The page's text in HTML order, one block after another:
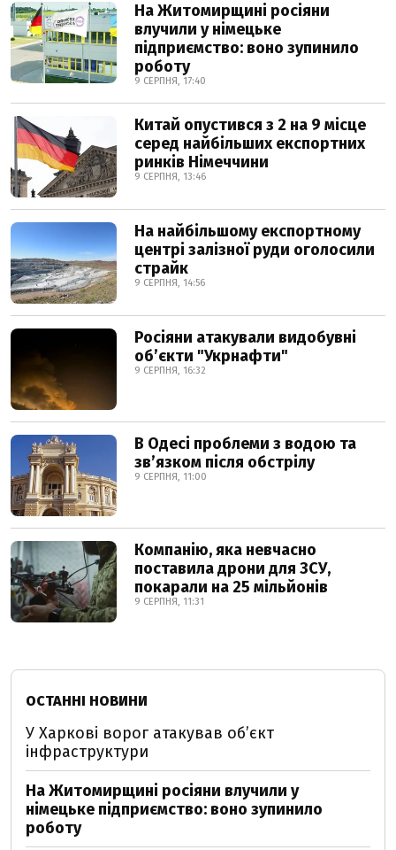
На Житомирщині росіяни
влучили у німецьке
підприємство: воно зупинило
роботу
9 СЕРПНЯ, 17:40
Китай опустився з 2 на 9 місце
серед найбільших експортних
ринків Німеччини
9 СЕРПНЯ, 13:46
На найбільшому експортному
центрі залізної руди оголосили
страйк
9 СЕРПНЯ, 14:56
Росіяни атакували видобувні
обʼєкти "Укрнафти"
9 СЕРПНЯ, 16:32
В Одесі проблеми з водою та
звʼязком після обстрілу
9 СЕРПНЯ, 11:00
Компанію, яка невчасно
поставила дрони для ЗСУ,
покарали на 25 мільйонів
9 СЕРПНЯ, 11:31
ОСТАННІ НОВИНИ
У Харкові ворог атакував обʼєкт
інфраструктури
На Житомирщині росіяни влучили у
німецьке підприємство: воно зупинило
роботу